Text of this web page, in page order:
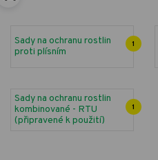
Sady na ochranu rostlin
proti plísním
1
Sady na ochranu rostlin
kombinované - RTU
(připravené k použití)
1